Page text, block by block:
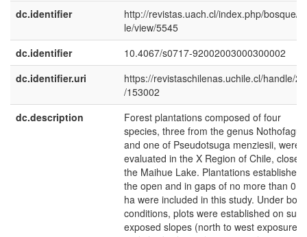
dc.identifier
http://revistas.uach.cl/index.php/bosque/
le/view/5545
dc.identifier
10.4067/s0717-92002003000300002
dc.identifier.uri
https://revistaschilenas.uchile.cl/handle/
/153002
dc.description
Forest plantations composed of four
species, three from the genus Nothofagus
and one of Pseudotsuga menziesii, were
evaluated in the X Region of Chile, close
the Maihue Lake. Plantations established
the open and in gaps of no more than
ha were included in this study. Under both
conditions, plots were established on sun
exposed slopes (north to west exposures)